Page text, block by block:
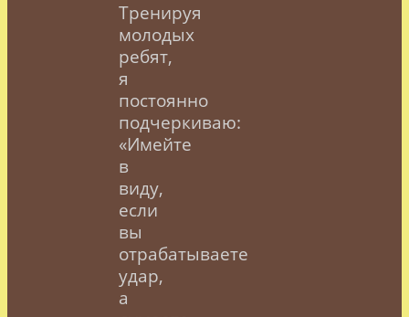
Тренируя
молодых
ребят,
я
постоянно
подчеркиваю:
«Имейте
в
виду,
если
вы
отрабатываете
удар,
а